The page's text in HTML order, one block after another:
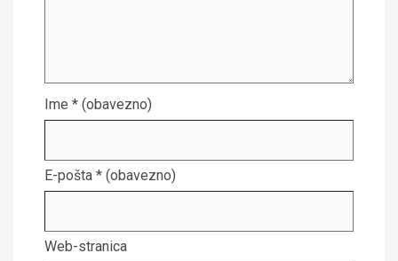
Ime * (obavezno)
E-pošta * (obavezno)
Web-stranica